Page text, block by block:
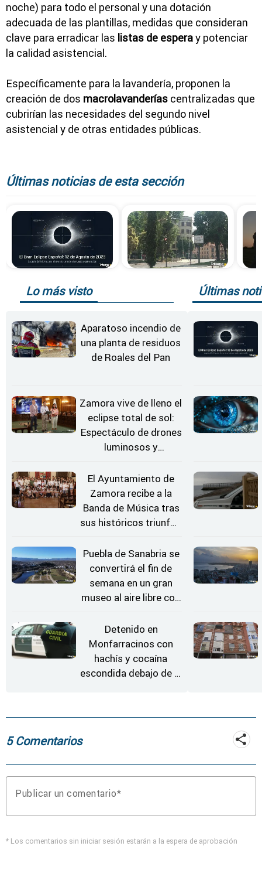
noche) para todo el personal y una dotación
adecuada de las plantillas, medidas que consideran
clave para erradicar las listas de esperay potenciar
la calidad asistencial.
Específicamente para la lavandería, proponen la
creación de dos macrolavanderías centralizadas que
cubrirían las necesidades del segundo nivel
asistencial y de otras entidades públicas.
Últimas noticias de esta sección
Lo más visto
Aparatoso incendio de
una planta de residuos
de Roales del Pan
Zamora vive de lleno el
eclipse total de sol:
Espectáculo de drones
luminosos y
Estrellas
El Ayuntamiento de
Zamora recibe a la
Banda de Música tras
sus históricos triunfos
Puebla de Sanabria se
convertirá el fin de
semana en un gran
museo al aire libre con
Detenido en
Monfarracinos con
hachís y cocaína
escondida debajo de la
Últimas
5 Comentarios
Publicar un comentario
* Los comentarios sin iniciar sesión estarán a la espera de aprobación